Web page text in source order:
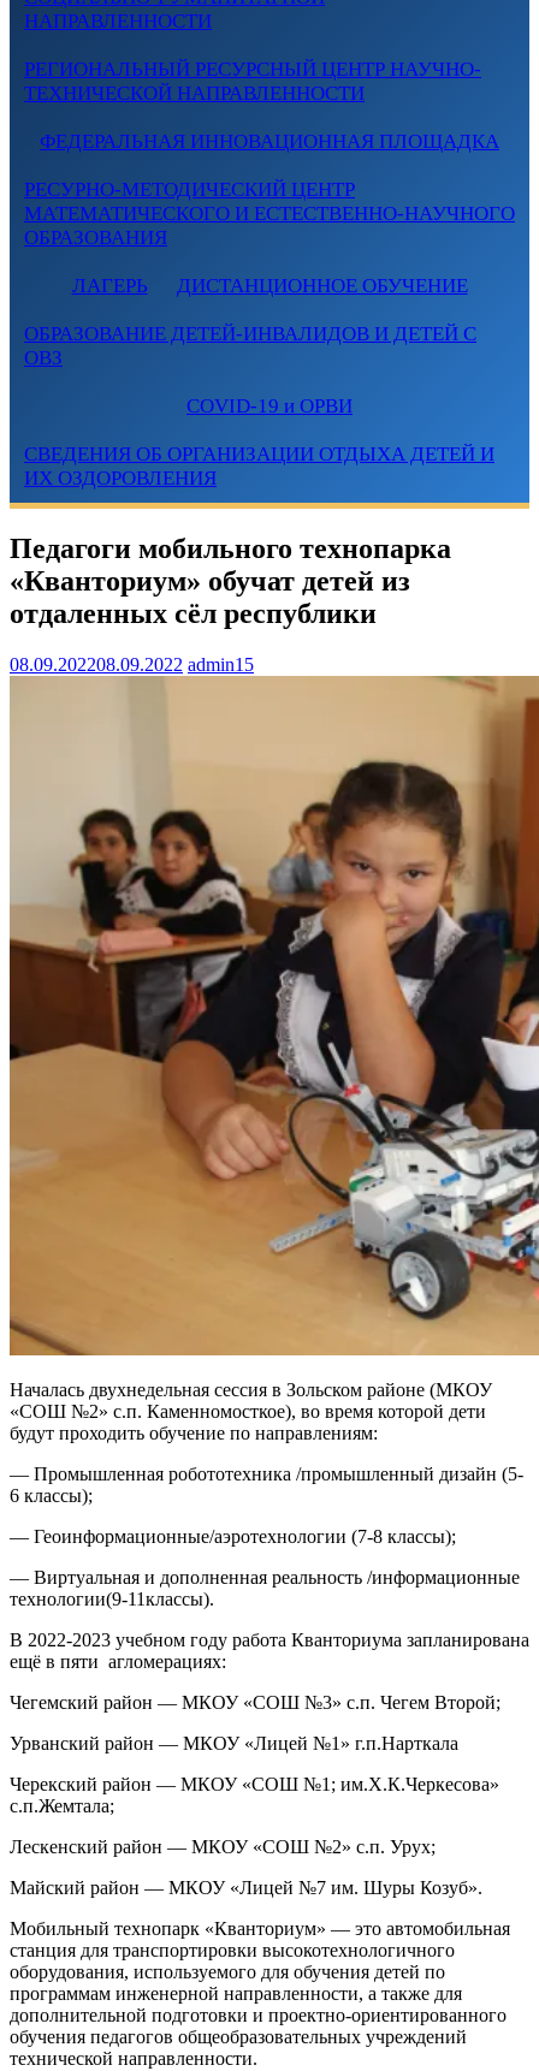
НАПРАВЛЕННОСТИ
РЕГИОНАЛЬНЫЙ РЕСУРСНЫЙ ЦЕНТР НАУЧНО-
ТЕХНИЧЕСКОЙ НАПРАВЛЕННОСТИ
ФЕДЕРАЛЬНАЯ ИННОВАЦИОННАЯ ПЛОЩАДКА
РЕСУРНО-МЕТОДИЧЕСКИЙ ЦЕНТР
МАТЕМАТИЧЕСКОГО И ЕСТЕСТВЕННО-НАУЧНОГО
ОБРАЗОВАНИЯ
ЛАГЕРЬ ДИСТАНЦИОННОЕ ОБУЧЕНИЕ
ОБРАЗОВАНИЕ ДЕТЕЙ-ИНВАЛИДОВ И ДЕТЕЙ С
ОВЗ
COVID-19 и ОРВИ
СВЕДЕНИЯ ОБ ОРГАНИЗАЦИИ ОТДЫХА ДЕТЕЙ И
ИХ ОЗДОРОВЛЕНИЯ
Педагоги мобильного технопарка
«Кванториум» обучат детей из
отдаленных сëл республики
08.09.202208.09.2022 admin15
Началась двухнедельная сессия в Зольском районе (МКОУ
«СОШ №2» с.п. Каменномосткое), во время которой дети
будут проходить обучение по направлениям:
— Промышленная робототехника /промышленный дизайн (5-
6 классы);
— Геоинформационные/аэротехнологии (7-8 классы);
— Виртуальная и дополненная реальность /информационные
технологии(9-11классы).
В 2022-2023 учебном году работа Кванториума запланирована
ещё в пяти агломерациях:
Чегемский район — МКОУ «СОШ №3» с.п. Чегем Второй;
Урванский район — МКОУ «Лицей №1» г.п.Нарткала
Черекский район — МКОУ «СОШ №1; им.Х.К.Черкесова»
с.п.Жемтала;
Лескенский район — МКОУ «СОШ №2» c.п. Урух;
Майский район — МКОУ «Лицей №7 им. Шуры Козуб».
Мобильный технопарк «Кванториум» — это автомобильная
станция для транспортировки высокотехнологичного
оборудования, используемого для обучения детей по
программам инженерной направленности, а также для
дополнительной подготовки и проектно-ориентированного
обучения педагогов общеобразовательных учреждений
технической направленности.